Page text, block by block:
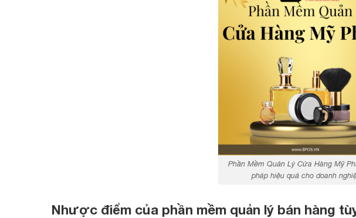
Phần Mềm Quản Lý Cửa Hàng Mỹ
pháp hiệu quả cho doanh
Nhược điểm của phần mềm quản lý bán hàng